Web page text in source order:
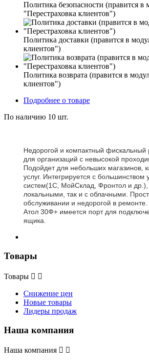
Политика безопасности (правится в
"Перестраховка клиентов")
Политика доставки (правится в
клиентов")
Политика возврата (правится в
клиентов")
Подробнее о товаре
По наличию 10 шт.
Недорогой и компактный фискальный
для организаций с невысокой
Подойдет для небольших магазинов,
услуг. Интегрируется с большинством
систем(1С, МойСклад, Фронтол и др.),
локальными, так и с облачными.
обслуживании и недорогой в
Атол 30Ф+ имеется порт для
ящика.
Товары
Товары  
Снижение цен
Новые товары
Лидеры продаж
Наша компания
Наша компания  